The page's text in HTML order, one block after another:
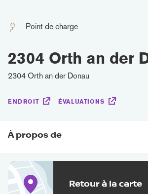
Point de charge
2304 Orth an der
2304 Orth an der Donau
ENDROIT ÉVALUATIONS
À propos de
Retour à la carte